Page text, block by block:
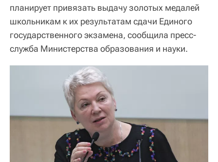
планирует привязать выдачу золотых медалей
школьникам к их результатам сдачи Единого
государственного экзамена, сообщила пресс-
служба Министерства образования и науки.